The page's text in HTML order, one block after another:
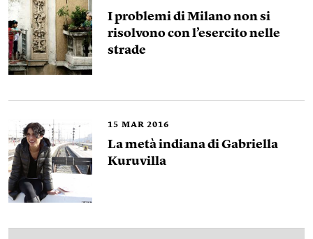
I problemi di Milano non si
risolvono con l’esercito nelle
strade
15 MAR 2016
La metà indiana di Gabriella
Kuruvilla